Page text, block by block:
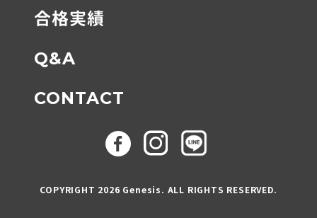
コチラ
合格実績
Q&A
CONTACT
COPYRIGHT 2026 Genesis. ALL RIGHTS RESERVED.